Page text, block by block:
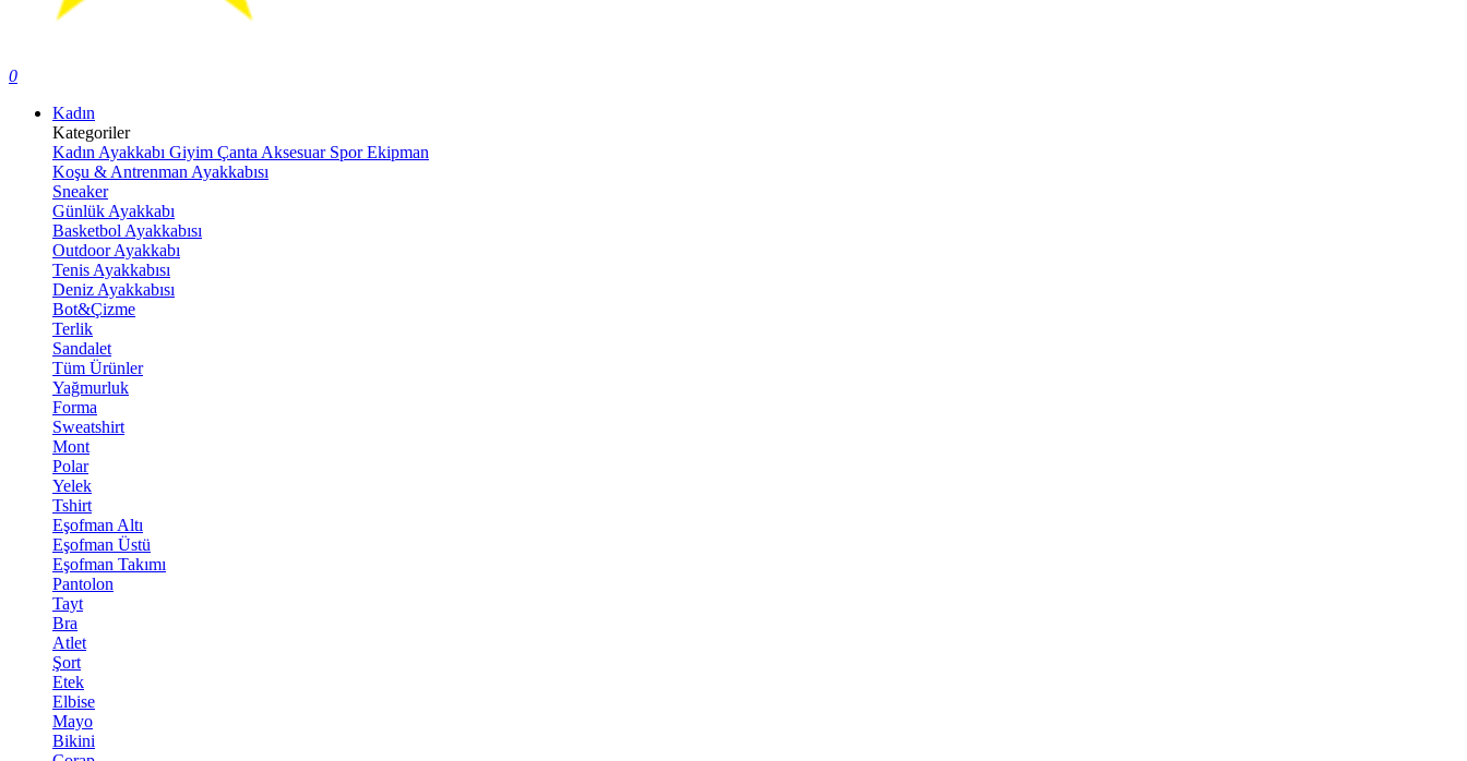
0
Kadın
Kategoriler
Kadın Ayakkabı Giyim Çanta Aksesuar Spor Ekipman
Koşu & Antrenman Ayakkabısı
Sneaker
Günlük Ayakkabı
Basketbol Ayakkabısı
Outdoor Ayakkabı
Tenis Ayakkabısı
Deniz Ayakkabısı
Bot&Çizme
Terlik
Sandalet
Tüm Ürünler
Yağmurluk
Forma
Sweatshirt
Mont
Polar
Yelek
Tshirt
Eşofman Altı
Eşofman Üstü
Eşofman Takımı
Pantolon
Tayt
Bra
Atlet
Şort
Etek
Elbise
Mayo
Bikini